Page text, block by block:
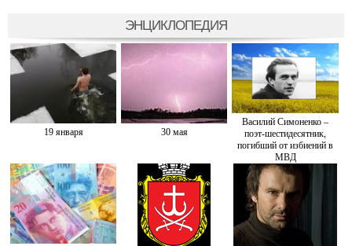
ЭНЦИКЛОПЕДИЯ
19 января 30 мая
Василий Симоненко –
поэт-шестидесятник,
погибший от избиений в
МВД